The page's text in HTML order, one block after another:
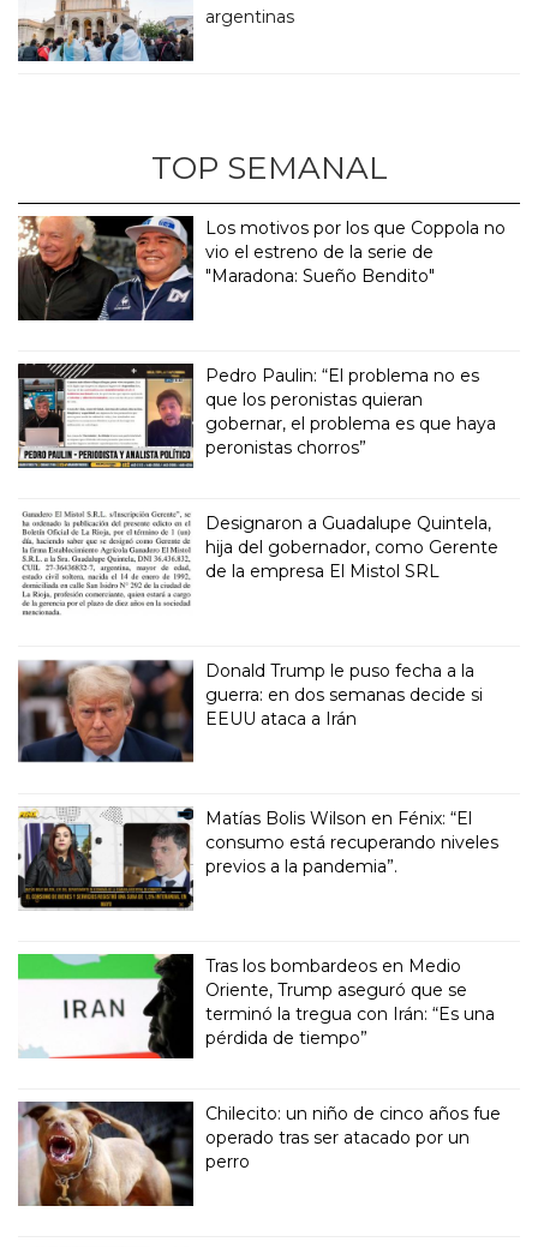
argentinas
TOP SEMANAL
Los motivos por los que Coppola no
vio el estreno de la serie de
"Maradona: Sueño Bendito"
Pedro Paulin: “El problema no es
que los peronistas quieran
gobernar, el problema es que haya
peronistas chorros”
Designaron a Guadalupe Quintela,
hija del gobernador, como Gerente
de la empresa El Mistol SRL
Donald Trump le puso fecha a la
guerra: en dos semanas decide si
EEUU ataca a Irán
Matías Bolis Wilson en Fénix: “El
consumo está recuperando niveles
previos a la pandemia”.
Tras los bombardeos en Medio
Oriente, Trump aseguró que se
terminó la tregua con Irán: “Es una
pérdida de tiempo”
Chilecito: un niño de cinco años fue
operado tras ser atacado por un
perro